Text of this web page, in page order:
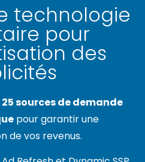
technologie
pour
des
sources de demande
pour garantir une
de vos revenus.